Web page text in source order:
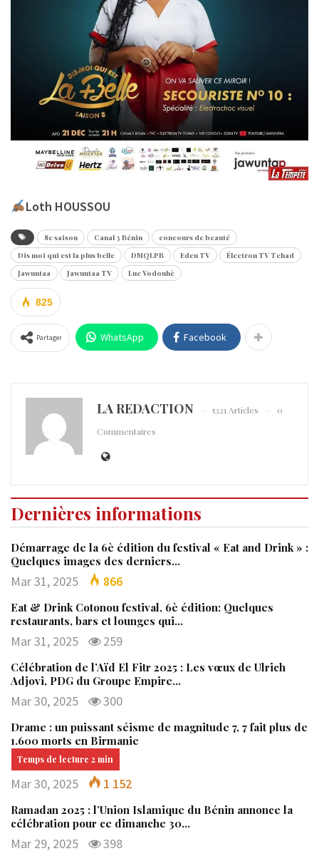
Loth HOUSSOU
8e saison Canal 3 Bénin
concours de beauté
Dis moi qui est la plus belle
DMQLPB Eden TV
Électron TV Tchad
Jawuntaa
Jawuntaa TV Luc Vodouhè
825
Partager WhatsApp Facebook
LA REDACTION 5321 Articles
0
Commentaires
Dernières informations
Démarrage de la 6è édition du festival « Eat and Drink » :
Quelques images des derniers…
Mar 31, 2025 866
Eat & Drink Cotonou festival, 6è édition: Quelques
restaurants, bars et lounges qui…
Mar 31, 2025 259
Célébration de l’Aïd El Fitr 2025 : Les vœux de Ulrich
Adjovi, PDG du Groupe Empire…
Mar 30, 2025 300
Drame : un puissant séisme de magnitude 7, 7 fait plus de
1.600 morts en Birmanie
Mar 30, 2025 1 152
Ramadan 2025 : l’Union Islamique du Bénin annonce la
célébration pour ce dimanche 30…
Mar 29, 2025 398